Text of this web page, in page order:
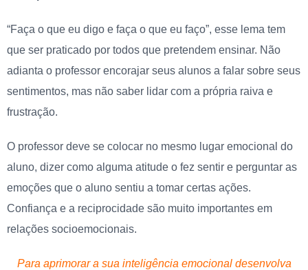
“Faça o que eu digo e faça o que eu faço”, esse lema tem
que ser praticado por todos que pretendem ensinar. Não
adianta o professor encorajar seus alunos a falar sobre seus
sentimentos, mas não saber lidar com a própria raiva e
frustração.
O professor deve se colocar no mesmo lugar emocional do
aluno, dizer como alguma atitude o fez sentir e perguntar as
emoções que o aluno sentiu a tomar certas ações.
Confiança e a reciprocidade são muito importantes em
relações socioemocionais.
Para aprimorar a sua inteligência emocional desenvolva